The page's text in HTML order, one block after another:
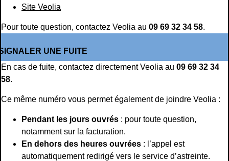
Site Veolia
Pour toute question, contactez Veolia au 09 69 32 34 58.
UNE FUITE
En cas de fuite, contactez directement Veolia au 09 69 32 34
58.
Ce même numéro vous permet également de joindre Veolia :
Pendant les jours ouvrés : pour toute question,
notamment sur la facturation.
En dehors des heures ouvrées : l’appel est
automatiquement redirigé vers le service d’astreinte.